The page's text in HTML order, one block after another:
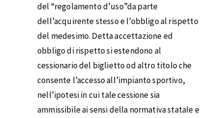
del “regolamento d’uso”da parte
dell’acquirente stesso e l’obbligo al rispetto
del medesimo. Detta accettazione ed
obbligo di rispetto si estendono al
cessionario del biglietto od altro titolo che
consente l’accesso all’impianto sportivo,
nell’ipotesi in cui tale cessione sia
ammissibile ai sensi della normativa statale e